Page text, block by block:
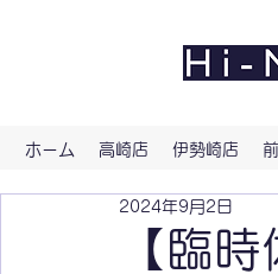
ホーム 高崎店 伊勢崎店
【臨
2024年9月2日